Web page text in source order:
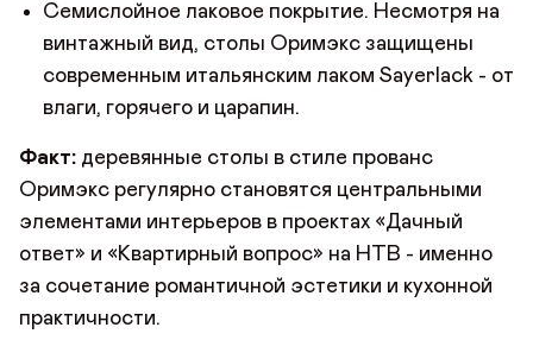
Семислойное лаковое покрытие. Несмотря на
винтажный вид, столы Оримэкс защищены
современным итальянским лаком Sayerlack - от
влаги, горячего и царапин.
Факт: деревянные столы в стиле прованс
Оримэкс регулярно становятся центральными
элементами интерьеров в проектах «Дачный
ответ» и «Квартирный вопрос» на НТВ - именно
за сочетание романтичной эстетики и кухонной
практичности.